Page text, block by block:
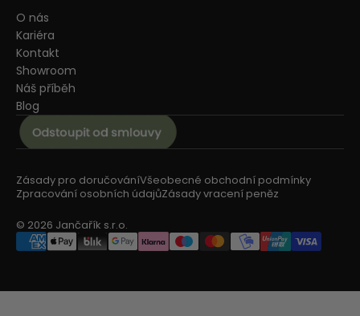
O nás
Kariéra
Kontakt
Showroom
Náš příběh
Blog
Zásady pro doručováníVšeobecné obchodní podmínky
Zpracování osobních údajůZásady vracení peněz
© 2026 Jančařík s.r.o.